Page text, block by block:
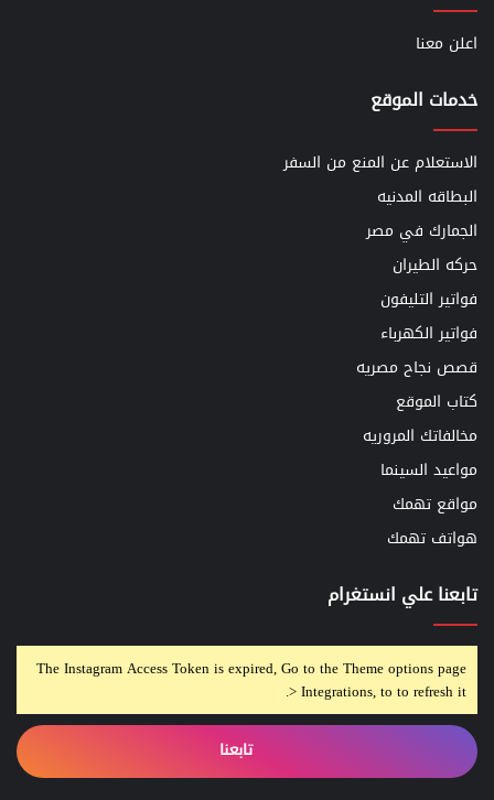
اعلن معنا
خدمات الموقع
الاستعلام عن المنع من السفر
البطاقه المدنيه
الجمارك في مصر
حركه الطيران
فواتير التليفون
فواتير الكهرباء
قصص نجاح مصريه
كتاب الموقع
مخالفاتك المروريه
مواعيد السينما
مواقع تهمك
هواتف تهمك
تابعنا علي انستغرام
The Instagram Access Token is expired, Go to the Theme options page
> Integrations, to to refresh it.
تابعنا